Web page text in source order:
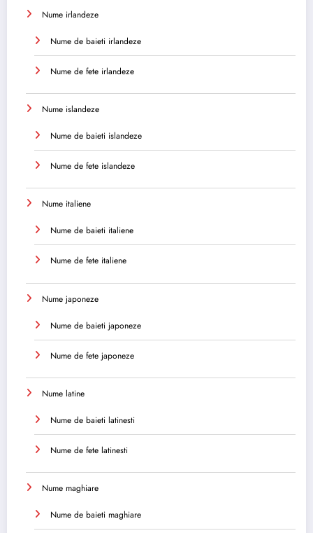
Nume irlandeze
Nume de baieti irlandeze
Nume de fete irlandeze
Nume islandeze
Nume de baieti islandeze
Nume de fete islandeze
Nume italiene
Nume de baieti italiene
Nume de fete italiene
Nume japoneze
Nume de baieti japoneze
Nume de fete japoneze
Nume latine
Nume de baieti latinesti
Nume de fete latinesti
Nume maghiare
Nume de baieti maghiare